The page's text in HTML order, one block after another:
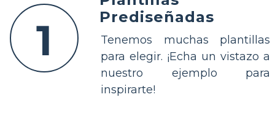
1
Prediseñadas
Tenemos muchas plantillas
para elegir. ¡Echa un vistazo a
nuestro ejemplo para
inspirarte!